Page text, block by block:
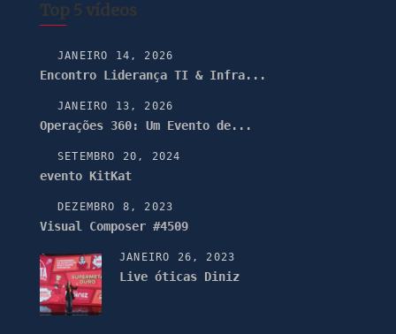
Top 5 vídeos
JANEIRO 14, 2026
Encontro Liderança TI & Infra...
JANEIRO 13, 2026
Operações 360: Um Evento de...
SETEMBRO 20, 2024
evento KitKat
DEZEMBRO 8, 2023
Visual Composer #4509
JANEIRO 26, 2023
Live óticas Diniz